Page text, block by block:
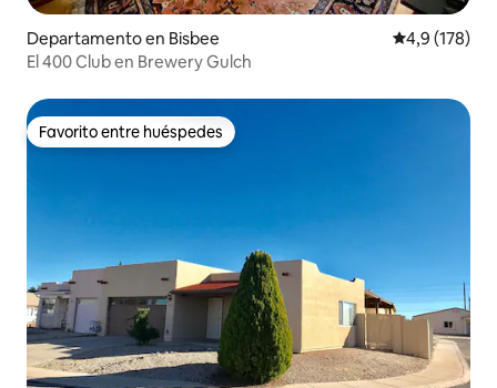
Departamento en Bisbee Calificación
4,9 (178)
El 400 Club en Brewery Gulch
Favorito entre huéspedes
Favorito entre huéspedes